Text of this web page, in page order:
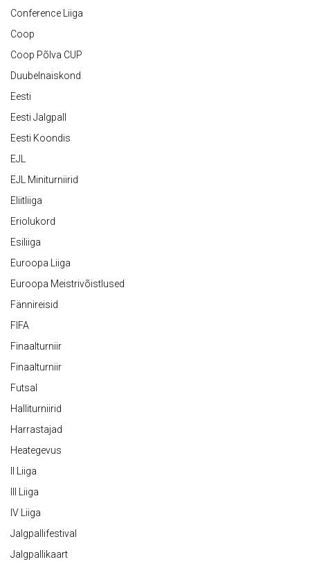
Conference Liiga
Coop
Coop Põlva CUP
Duubelnaiskond
Eesti
Eesti Jalgpall
Eesti Koondis
EJL
EJL Miniturniirid
Eliitliiga
Eriolukord
Esiliiga
Euroopa Liiga
Euroopa Meistrivõistlused
Fännireisid
FIFA
Finaalturniir
Finaalturniir
Futsal
Halliturniirid
Harrastajad
Heategevus
II Liiga
III Liiga
IV Liiga
Jalgpallifestival
Jalgpallikaart